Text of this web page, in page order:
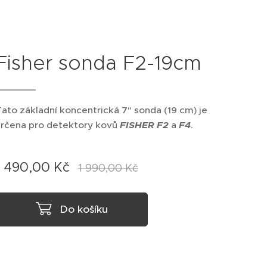
sonda F2-19cm
základní koncentrická 7" sonda (19 cm) je
pro detektory kovů FISHER F2 a F4.
490,00 Kč 1 990,00Kč
Do košíku